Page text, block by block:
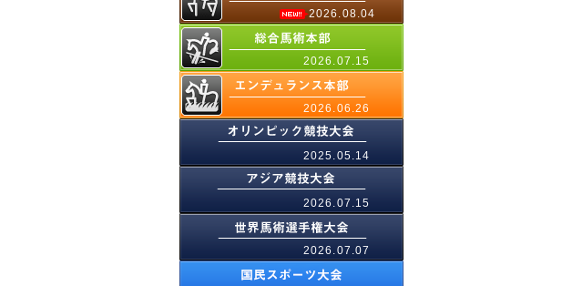
2026.08.04
2026.07.15
2026.06.26
2025.05.14
2026.07.15
2026.07.07